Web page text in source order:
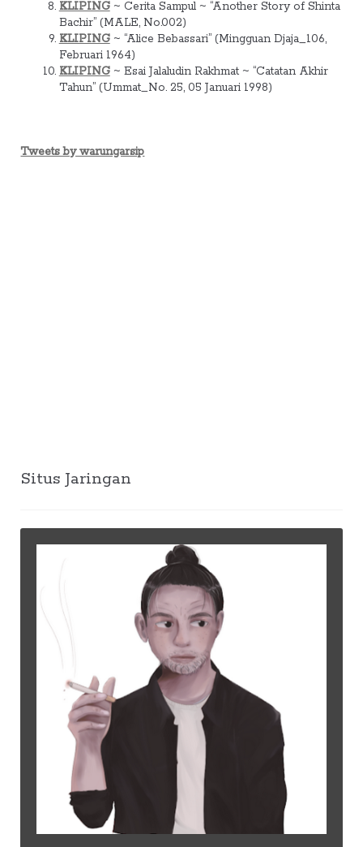
KLIPING~ Cerita Sampul ~ “Another Story of Shinta
Bachir” (MALE, No.002)
KLIPING~ “Alice Bebassari” (Mingguan Djaja_106,
Februari 1964)
KLIPING~ Esai Jalaludin Rakhmat ~ “Catatan Akhir
Tahun” (Ummat_No. 25, 05 Januari 1998)
Tweets by warungarsip
Situs Jaringan